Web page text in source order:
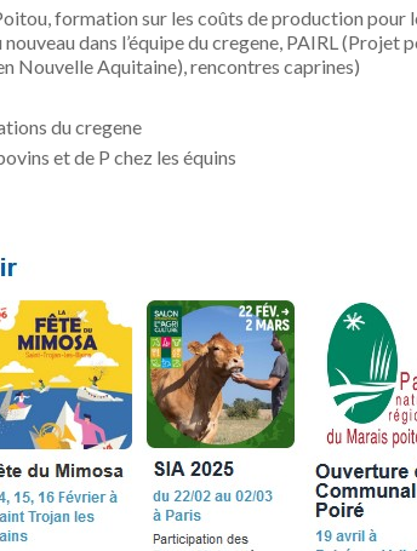
formation sur les coûts de production pour
dans l’équipe du cregene, PAIRL (Projet
Nouvelle Aquitaine), rencontres caprines)
du cregene
et de P chez les équins